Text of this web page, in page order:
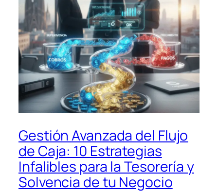
Gestión Avanzada del Flujo
de Caja: 10 Estrategias
Infalibles para la Tesorería y
Solvencia de tu Negocio